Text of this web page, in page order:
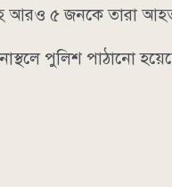
আরও ৫ জনকে তারা
পুলিশ পাঠানো